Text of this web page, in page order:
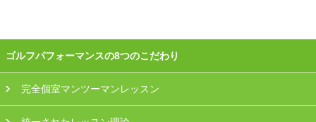
店舗一覧
ゴルフパフォーマンスの8つのこだわり
完全個室マンツーマンレッスン